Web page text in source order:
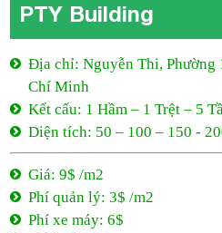
PTY Building
Địa chỉ: Nguyễn Thi, Phường
Chí Minh
Kết cấu: 1 Hầm – 1 Trệt – 5
Diện tích: 50 – 100 – 150 -
Giá: 9$ /m2
Phí quản lý: 3$ /m2
Phí xe máy: 6$